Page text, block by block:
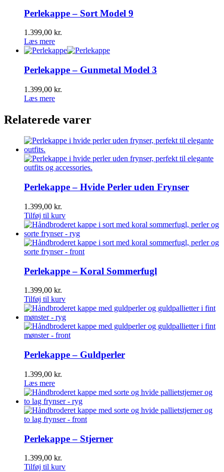
Perlekappe – Sort Model 9
1.399,00 kr.
Læs mere
Perlekappe – Gunmetal Model 3
1.399,00 kr.
Læs mere
Relaterede varer
Perlekappe – Hvide Perler uden Frynser
1.399,00 kr.
Tilføj til kurv
Perlekappe – Koral Sommerfugl
1.399,00 kr.
Tilføj til kurv
Perlekappe – Guldperler
1.399,00 kr.
Læs mere
Perlekappe – Stjerner
1.399,00 kr.
Tilføj til kurv